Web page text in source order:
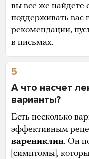
вы все же найдете
поддерживать вас
рекомендации,
в письмах.
5
А что насчет
варианты?
Есть несколько
эффективным
варениклин. Он
симптомы ,